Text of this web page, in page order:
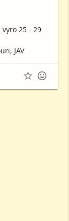
25 - 29
JAV
 